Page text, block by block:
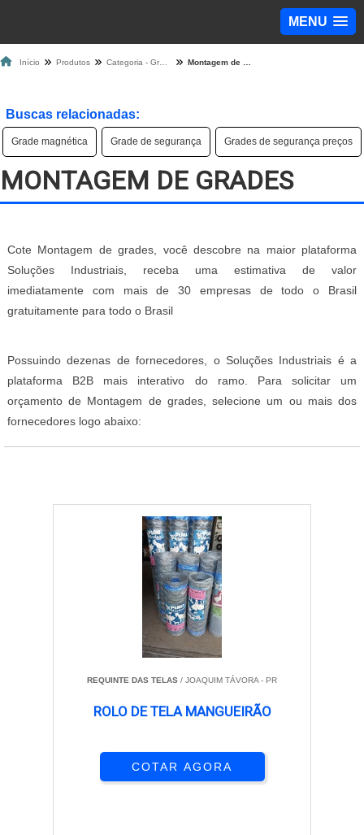
MENU
Início Produtos
Buscas relacionadas:
Grade magnética Grade de segurança Grades de segurança preços
MONTAGEM DE GRADES
Cote Montagem de grades, você descobre na maior plataforma
Soluções Industriais, receba uma estimativa de valor
imediatamente com mais de 30 empresas de todo o Brasil
gratuitamente para todo o Brasil
Possuindo dezenas de fornecedores, o Soluções Industriais é a
plataforma B2B mais interativo do ramo. Para solicitar um
orçamento de Montagem de grades, selecione um ou mais dos
fornecedores logo abaixo:
REQUINTE DAS TELAS / JOAQUIM TÁVORA - PR
ROLO DE TELA MANGUEIRÃO
COTAR AGORA